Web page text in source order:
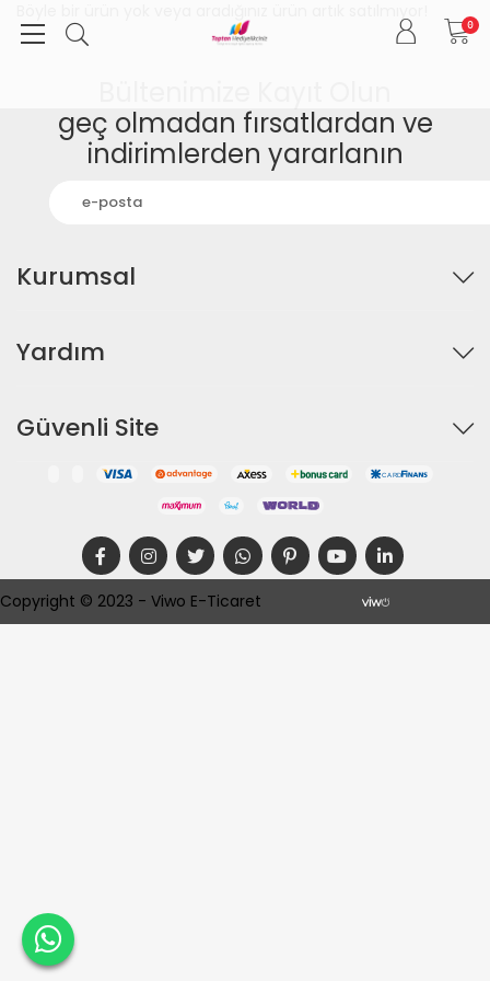
0
geç olmadan fırsatlardan ve
indirimlerden yararlanın
Kurumsal
Yardım
Güvenli Site
Copyright © 2023 - Viwo E-Ticaret